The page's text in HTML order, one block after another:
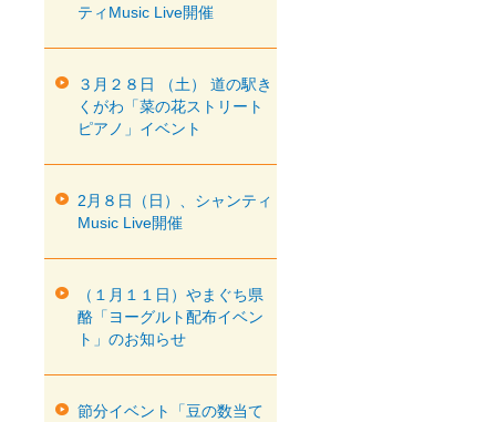
ティMusic Live開催
３月２８日 （土） 道の駅き
くがわ「菜の花ストリート
ピアノ」イベント
2月８日（日）、シャンティ
Music Live開催
（１月１１日）やまぐち県
酪「ヨーグルト配布イベン
ト」のお知らせ
節分イベント「豆の数当て